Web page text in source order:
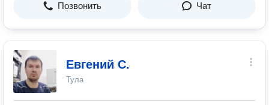
Позвонить Чат
Евгений С.
Тула